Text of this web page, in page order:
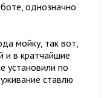
однозначно
мойку, так вот,
и в кратчайшие
установили по
ставлю